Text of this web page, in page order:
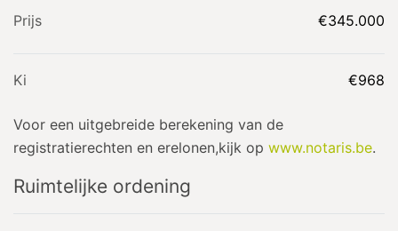
Prijs €345.000
Ki €968
Voor een uitgebreide berekening van de
registratierechten en erelonen,kijk op www.notaris.be.
Ruimtelijke ordening